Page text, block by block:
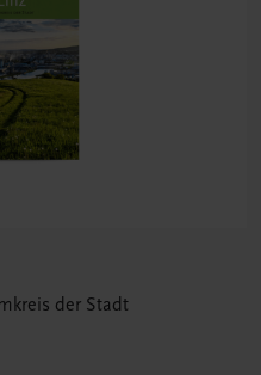
der Stadt